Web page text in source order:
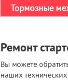
Тормозные
Ремонт
Вы можете
наших